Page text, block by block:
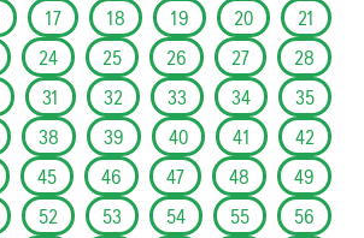
17 18 19 20
21
24 25 26 27
28
31 32 33 34
35
38 39 40 41
42
45 46 47 48
49
52 53 54 55
56